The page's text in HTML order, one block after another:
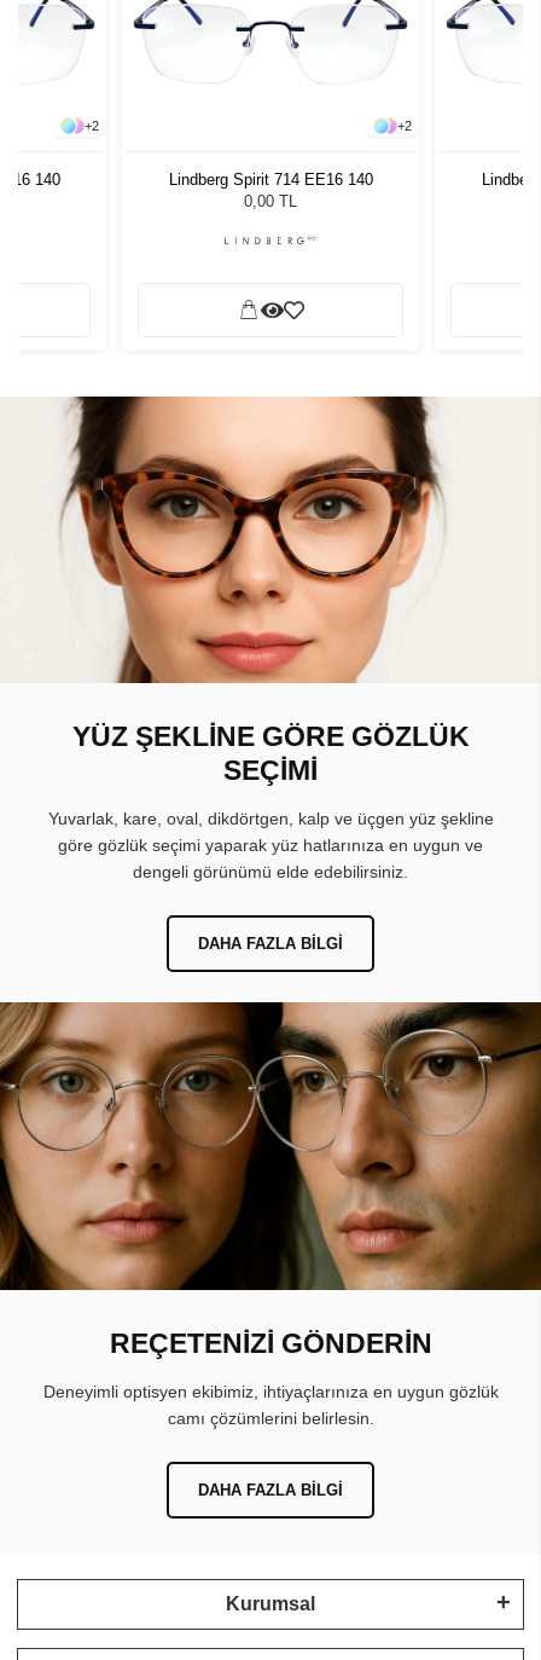
+2
140
+2
Lindberg Spirit 714 EE16 140
0,00 TL
YÜZ ŞEKLİNE GÖRE GÖZLÜK
SEÇİMİ
Yuvarlak, kare, oval, dikdörtgen, kalp ve üçgen yüz şekline
göre gözlük seçimi yaparak yüz hatlarınıza en uygun ve
dengeli görünümü elde edebilirsiniz.
DAHA FAZLA BILGI
REÇETENİZİ GÖNDERİN
Deneyimli optisyen ekibimiz, ihtiyaçlarınıza en uygun gözlük
camı çözümlerini belirlesin.
DAHA FAZLA BILGI
Kurumsal